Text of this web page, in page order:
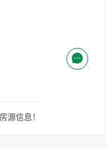
源信息！